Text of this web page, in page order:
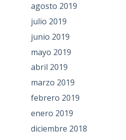
agosto 2019
julio 2019
junio 2019
mayo 2019
abril 2019
marzo 2019
febrero 2019
enero 2019
diciembre 2018